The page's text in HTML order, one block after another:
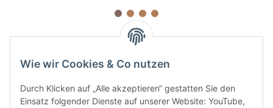
Wie wir Cookies & Co nutzen
Durch Klicken auf „Alle akzeptieren“ gestatten Sie den
Einsatz folgender Dienste auf unserer Website: YouTube,